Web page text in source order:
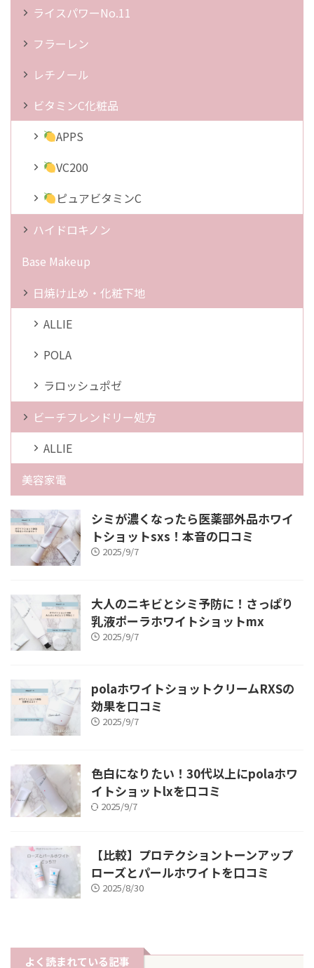
ライスパワーNo.11
フラーレン
レチノール
ビタミンC化粧品
APPS
VC200
ピュアビタミンC
ハイドロキノン
Base Makeup
日焼け止め・化粧下地
ALLIE
POLA
ラロッシュポゼ
ビーチフレンドリー処方
ALLIE
美容家電
シミが濃くなったら医薬部外品ホワイ
トショットsxs！本音の口コミ
2025/9/7
大人のニキビとシミ予防に！さっぱり
乳液ポーラホワイトショットmx
2025/9/7
polaホワイトショットクリームRXSの
効果を口コミ
2025/9/7
色白になりたい！30代以上にpolaホワ
イトショットlxを口コミ
2025/9/7
【比較】プロテクショントーンアップ
ローズとパールホワイトを口コミ
2025/8/30
よく読まれている記事